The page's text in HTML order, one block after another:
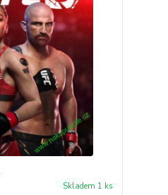
Skladem 1 ks